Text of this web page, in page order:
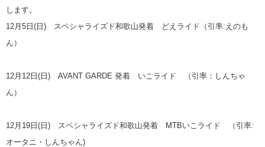
します。
12月5日(日) スペシャライズド和歌山発着 どえライド（引率:えのも
ん）
12月12日(日) AVANT GARDE 発着 いこライド （引率：しんちゃ
ん）
12月19日(日) スペシャライズド和歌山発着 MTBいこライド （引率:
オータニ・しんちゃん)